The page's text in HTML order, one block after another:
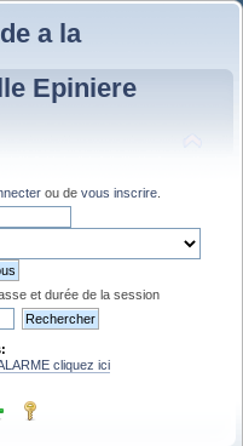
a la
Epiniere
ou de vous inscrire
et durée de la session
cliquez ici